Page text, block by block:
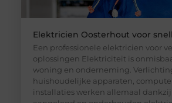
Elektricien Oosterhout voor
Een professionele elektricien voor
oplossingen Elektriciteit is
woning en onderneming.
huishoudelijke apparaten,
installaties werken allemaal